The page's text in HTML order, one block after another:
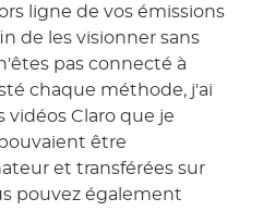
ligne de vos émissions
de les visionner sans
pas connecté à
chaque méthode, j'ai
Claro que je
être
et transférées sur
pouvez également